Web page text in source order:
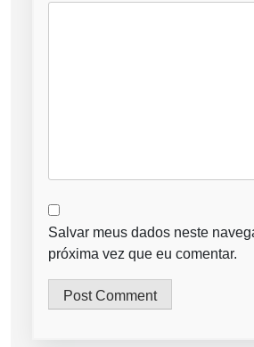
Salvar meus dados neste
próxima vez que eu comentar.